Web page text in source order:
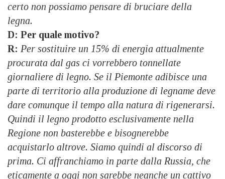
certo non possiamo pensare di bruciare della
legna.
D: Per quale motivo?
R: Per sostituire un 15% di energia attualmente
procurata dal gas ci vorrebbero tonnellate
giornaliere di legno. Se il Piemonte adibisce una
parte di territorio alla produzione di legname deve
dare comunque il tempo alla natura di rigenerarsi.
Quindi il legno prodotto esclusivamente nella
Regione non basterebbe e bisognerebbe
acquistarlo altrove. Siamo quindi al discorso di
prima. Ci affranchiamo in parte dalla Russia, che
eticamente a oggi non sarebbe neanche un cattivo